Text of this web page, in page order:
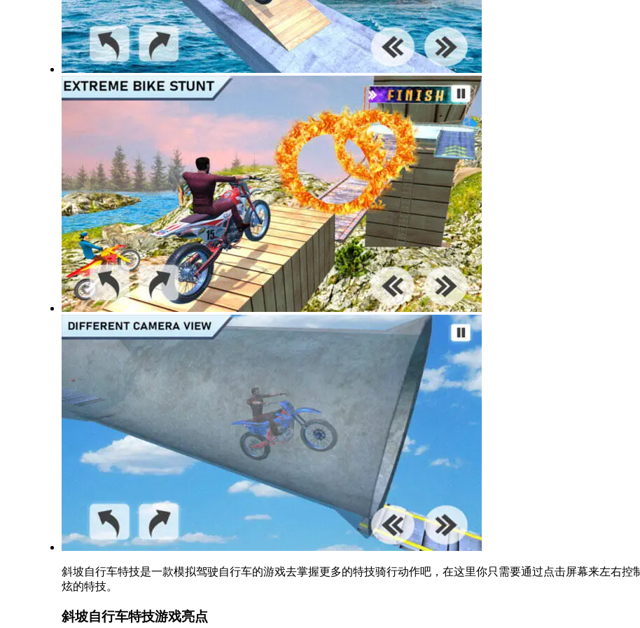
斜坡自行车特技是一款模拟驾驶自行车的游戏去掌握更多的特技骑行动作吧，在这里你只需要通过点击屏幕来左右
炫的特技。
斜坡自行车特技游戏亮点